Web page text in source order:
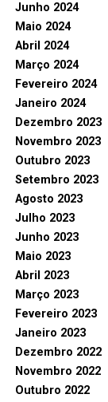
Junho 2024
Maio 2024
Abril 2024
Março 2024
Fevereiro 2024
Janeiro 2024
Dezembro 2023
Novembro 2023
Outubro 2023
Setembro 2023
Agosto 2023
Julho 2023
Junho 2023
Maio 2023
Abril 2023
Março 2023
Fevereiro 2023
Janeiro 2023
Dezembro 2022
Novembro 2022
Outubro 2022